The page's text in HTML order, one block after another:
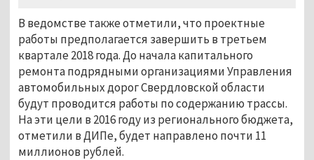
В ведомстве также отметили, что проектные
работы предполагается завершить в третьем
квартале 2018 года. До начала капитального
ремонта подрядными организациями Управления
автомобильных дорог Свердловской области
будут проводится работы по содержанию трассы.
На эти цели в 2016 году из регионального бюджета,
отметили в ДИПе, будет направлено почти 11
миллионов рублей.